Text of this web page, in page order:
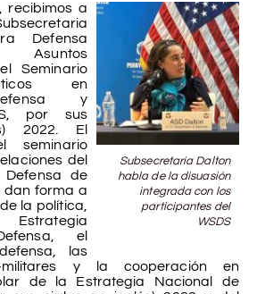
Subsecretaria Dalton
habla de la disuasión
integrada con los
participantes del
WSDS
recibimos a
Defensa
Seminario
en
y
por sus
2022. El
seminario
del
Defensa de
dan forma a
la política,
el
las
militares y la cooperación en
de la Estrategia Nacional de